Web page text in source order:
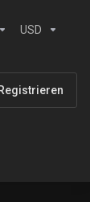
USD
Registrieren